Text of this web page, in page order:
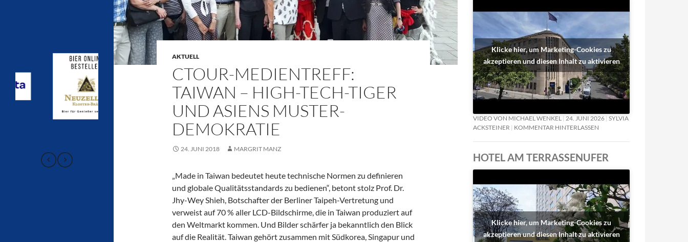
AKTUELL
CTOUR-MEDIENTREFF:
TAIWAN – HIGH-TECH-TIGER
UND ASIENS MUSTER-
DEMOKRATIE
24. JUNI 2018 MARGRIT MANZ
„Made in Taiwan bedeutet heute technische Normen zu definieren
und globale Qualitätsstandards zu bedienen“, betont stolz Prof. Dr.
Jhy-Wey Shieh, Botschafter der Berliner Taipeh-Vertretung und
verweist auf 70 % aller LCD-Bildschirme, die in Taiwan produziert auf
den Weltmarkt kommen. Und Bilder schärfer ja bekanntlich den Blick
auf die Realität. Taiwan gehört zusammen mit Südkorea, Singapur und
Klicke hier, um Marketing-Cookies zu
akzeptieren und diesen Inhalt zu aktivieren
VIDEO VON MICHAEL WENKEL 24. JUNI 2026 SYLVIA
ACKSTEINER
KOMMENTAR HINTERLASSEN
HOTEL AM TERRASSENUFER
Klicke hier, um Marketing-Cookies zu
akzeptieren und diesen Inhalt zu aktivieren